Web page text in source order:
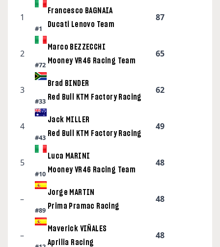
1
#1
Francesco BAGNAIA
Ducati Lenovo Team
87
2
#72
Marco BEZZECCHI
Mooney VR46 Racing Team
65
3
#33
Brad BINDER
Red Bull KTM Factory Racing
62
4
#43
Jack MILLER
Red Bull KTM Factory Racing
49
5
#10
Luca MARINI
Mooney VR46 Racing Team
48
–
#89
Jorge MARTIN
Prima Pramac Racing
48
–
Maverick VIÑALES
Aprilia Racing
48